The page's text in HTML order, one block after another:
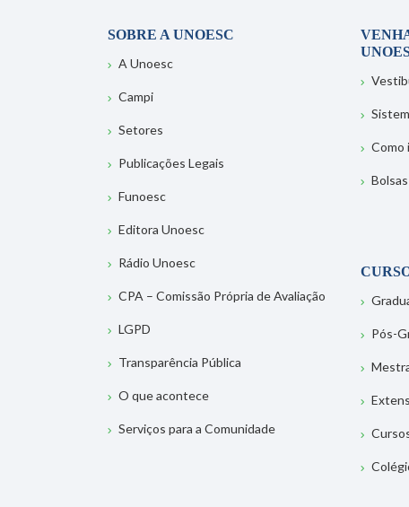
SOBRE A UNOESC
A Unoesc
Campi
Setores
Publicações Legais
Funoesc
Editora Unoesc
Rádio Unoesc
CPA – Comissão Própria de Avaliação
LGPD
Transparência Pública
O que acontece
Serviços para a Comunidade
Como
Pós-